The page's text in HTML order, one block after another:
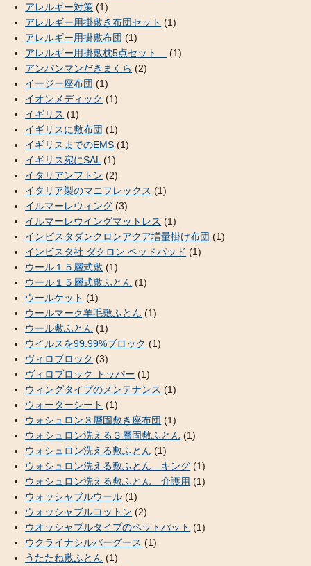
アレルギー対策 (1)
アレルギー用掛敷き布団セット (1)
アレルギー用掛敷布団 (1)
アレルギー用掛敷枕5点セット
(1)
アンパンマンだきまくら (2)
イージー座布団 (1)
イオンメディック (1)
イギリス (1)
イギリスに敷布団 (1)
イギリスまでのEMS (1)
イギリス宛にSAL (1)
イタリアンフトン (2)
イタリア製のマニフレックス (1)
イルマーレウィング (3)
イルマーレウイングマットレス (1)
インビスタダンクロンアクア増量掛け布団 (1)
インビスタ社 ダクロン ベッドパッド (1)
ウール１５層式敷 (1)
ウール１５層式敷ふとん (1)
ウールケット (1)
ウールマーク羊毛敷ふとん (1)
ウール敷ふとん (1)
ウイルスを99.99%ブロック (1)
ヴィロブロック (3)
ヴィロブロック トッパー (1)
ウィングタイプのメンテナンス (1)
ウォーターシート (1)
ウォシュロン３層固敷き座布団 (1)
ウォシュロン洗える３層固敷ふとん (1)
ウォシュロン洗える敷ふとん (1)
ウォシュロン洗える敷ふとん キング (1)
ウォシュロン洗える敷ふとん 介護用 (1)
ウォッシャブルウール (1)
ウォッシャブルコットン (2)
ウオッシャブルタイプのベットパット (1)
ウクライナシルバーグース (1)
うたたね敷ふとん (1)